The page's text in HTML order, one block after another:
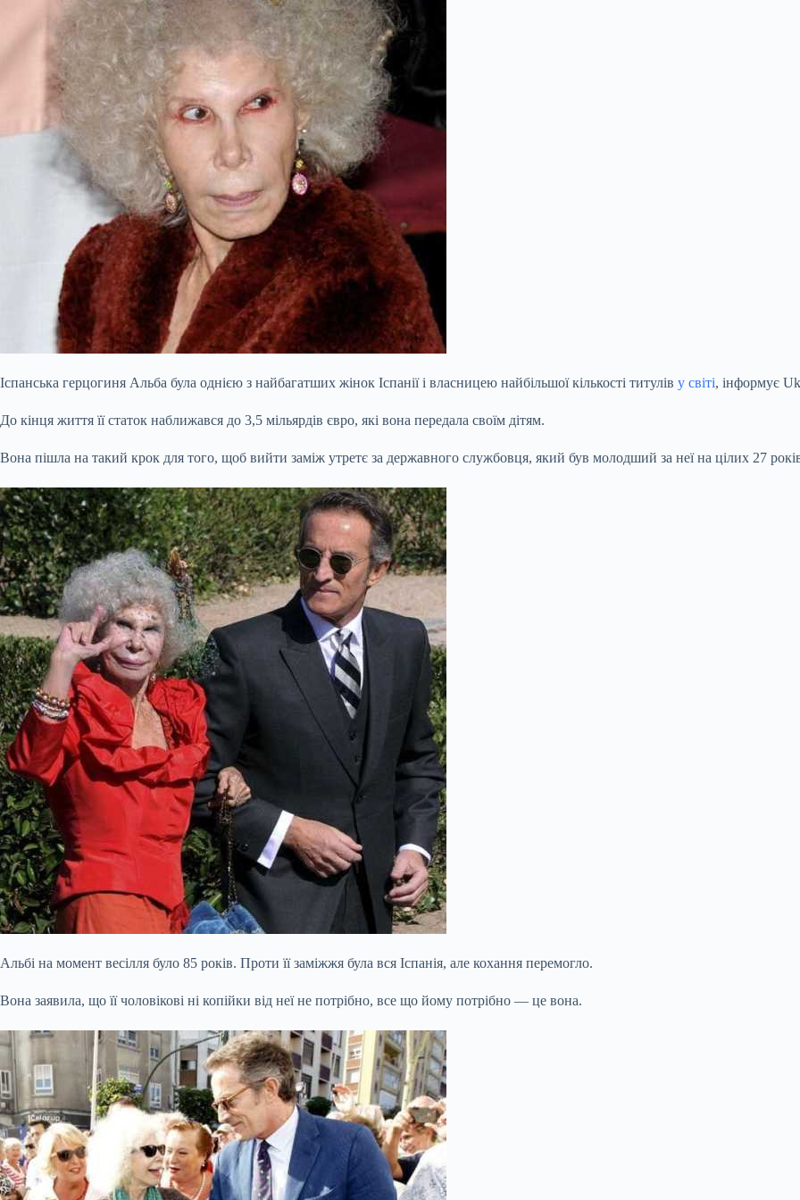
Іспанська герцогиня Альба була однією з найбагатших жінок Іспанії і власницею найбільшої кількості титулів у світі, інформує
До кінця життя її статок наближався до 3,5 мільярдів євро, які вона передала своїм дітям.
Вона пішла на такий крок для того, щоб вийти заміж утретє за державного службовця, який був молодший за неї на цілих 27
Альбі на момент весілля було 85 років. Проти її заміжжя була вся Іспанія, але кохання перемогло.
Вона заявила, що її чоловікові ні копійки від неїне потрібно, все що йому потрібно — це вона.